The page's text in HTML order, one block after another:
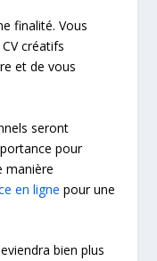
finalité. Vous
créatifs
et de vous
seront
pour
manière
en ligne pour une
bien plus